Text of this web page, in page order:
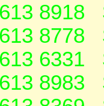
8918
8778
6331
8983